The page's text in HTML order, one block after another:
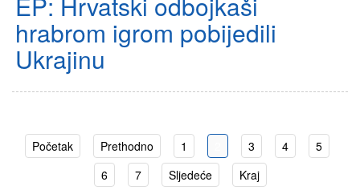
hrabrom igrom pobijedili
Ukrajinu
Početak Prethodno 1 3 4
5
6
7 Sljedeće Kraj